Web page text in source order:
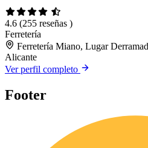
4.6 (255 reseñas )
Ferretería
Ferretería Miano, Lugar
Alicante
Ver perfil completo
Footer